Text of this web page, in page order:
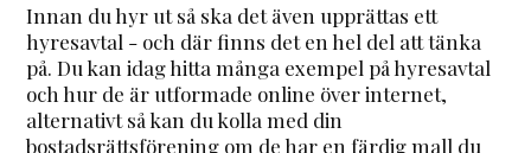
Innan du hyr ut så ska det även upprättas ett
hyresavtal - och där finns det en hel del att tänka
på. Du kan idag hitta många exempel på hyresavtal
och hur de är utformade online över internet,
alternativt så kan du kolla med din
bostadsrättsförening om de har en färdig mall du